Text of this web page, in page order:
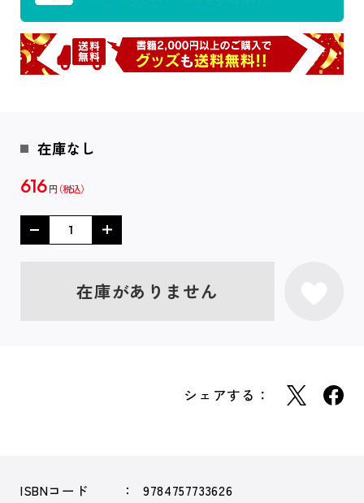
在庫なし
616 円
在庫がありません
シェアする：
ISBNコード
9784757733626